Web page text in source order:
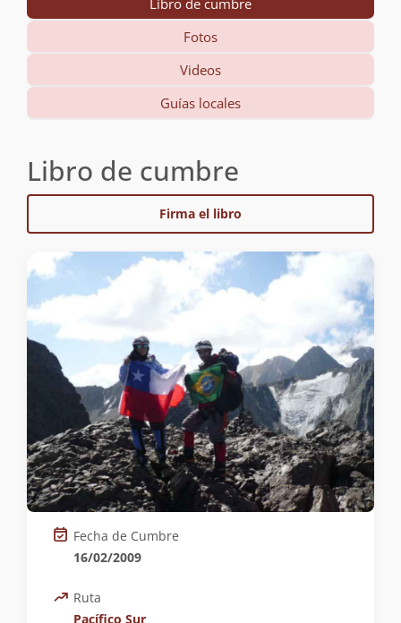
Libro de cumbre
Fotos
Videos
Guías locales
Libro de cumbre
Firma el libro
Fecha de Cumbre
16/02/2009
Ruta
Pacífico Sur